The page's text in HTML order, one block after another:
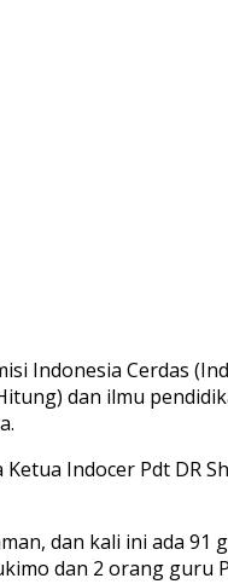
Indonesia Cerdas
dan ilmu
Indocer Pdt DR
dan kali ini ada
dan 2 orang guru